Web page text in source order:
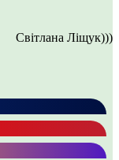
Світлана Ліщук)))